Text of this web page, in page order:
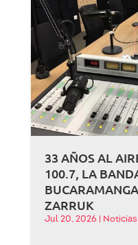
33 AÑOS AL
100.7, LA
ZARRUK
Jul 20, 2026 Noticias